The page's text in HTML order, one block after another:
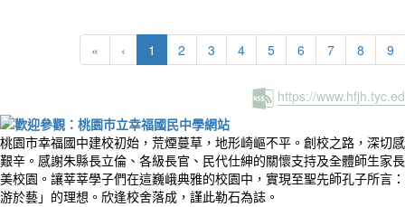
« ‹ 1 (current)
2 3 4 5 6 7 8 9
https://
桃園市幸福國中建校初始，荒煙蔓草，地形崎嶇不平。創校之路，深切
艱辛。感謝朱縣長立倫、各級長官、民代仕紳的關懷支持及全體師生家
美校園。讓莘莘學子們在這巍峨典雅的校園中，實現至聖先師孔子所言
游於藝」的理想。欣逢校舍落成，謹此勒石為誌。